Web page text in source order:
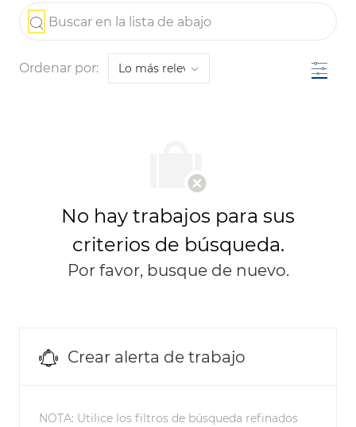
the results are updated
Buscar en la lista de abajo
Ordenar por: Filtro
No hay trabajos para sus
criterios de búsqueda.
Por favor, busque de nuevo.
Crear alerta de trabajo
NOTA: Utilice los filtros de búsqueda refinados